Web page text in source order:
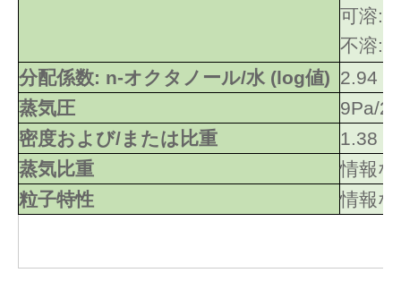
可溶:
不溶:
分配係数: n-オクタノール/水 (log値) 2.94
蒸気圧
9Pa/
密度および/または比重
1.38
蒸気比重
情報
粒子特性
情報